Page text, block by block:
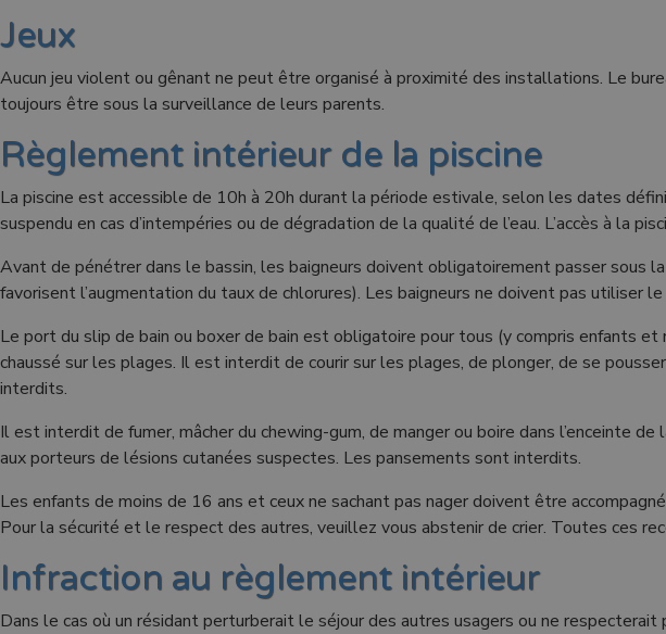
Jeux
Aucun jeu violent ou gênant ne peut être organisé à proximité des installations. Le
toujours être sous la surveillance de leurs parents.
Règlement intérieur de la piscine
La piscine est accessible de 10h à 20h durant la période estivale, selon les dates
suspendu en cas d’intempéries ou de dégradation de la qualité de l’eau. L’accès à
Avant de pénétrer dans le bassin, les baigneurs doivent obligatoirement passer sous
favorisent l’augmentation du taux de chlorures). Les baigneurs ne doivent pas utiliser
Le port du slip de bain ou boxer de bain est obligatoire pour tous (y compris enfants
chaussé sur les plages. Il est interdit de courir sur les plages, de plonger, de se
interdits.
Il est interdit de fumer, mâcher du chewing-gum, de manger ou boire dans l’enceinte
aux porteurs de lésions cutanées suspectes. Les pansements sont interdits.
Les enfants de moins de 16 ans et ceux ne sachant pas nager doivent être
Pour la sécurité et le respect des autres, veuillez vous abstenir de crier. Toutes ces
Infraction au règlement intérieur
Dans le cas où un résidant perturberait le séjour des autres usagers ou ne